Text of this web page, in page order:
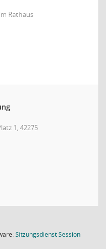
Rathaus
1, 42275
SitzungsdienstSession(Wird in